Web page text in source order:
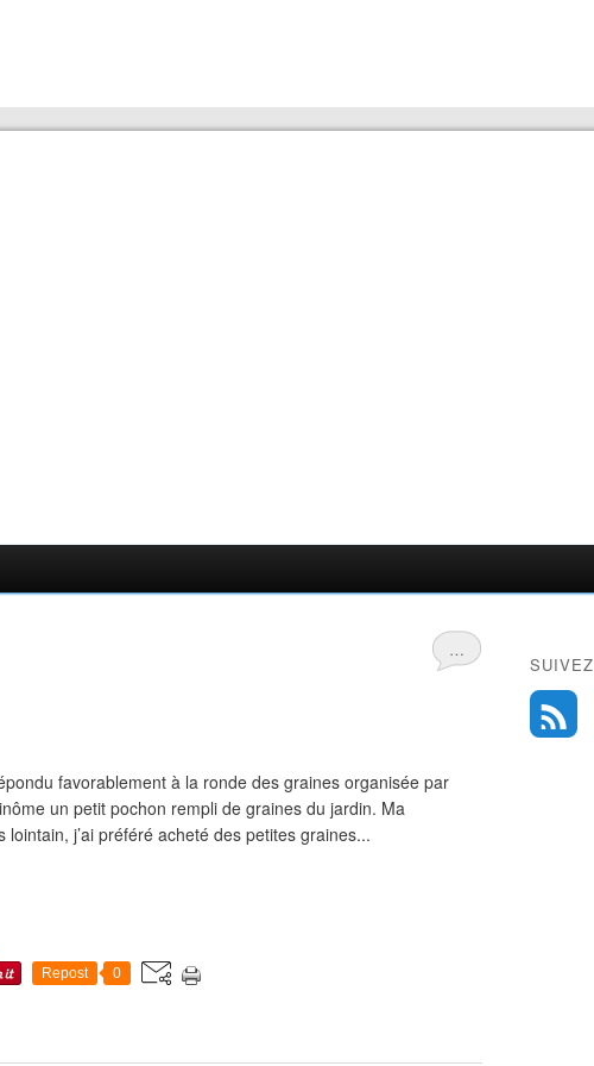
…
favorablement à la ronde des graines organisée par
un petit pochon rempli de graines du jardin. Ma
j’ai préféré acheté des petites graines...
Repost 0